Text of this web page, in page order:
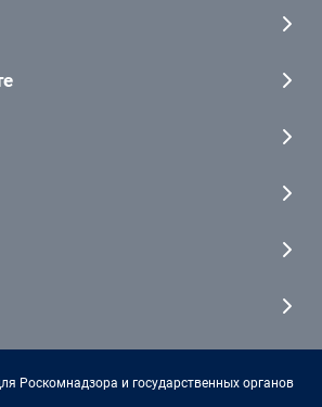
Роскомнадзора и государственных органов